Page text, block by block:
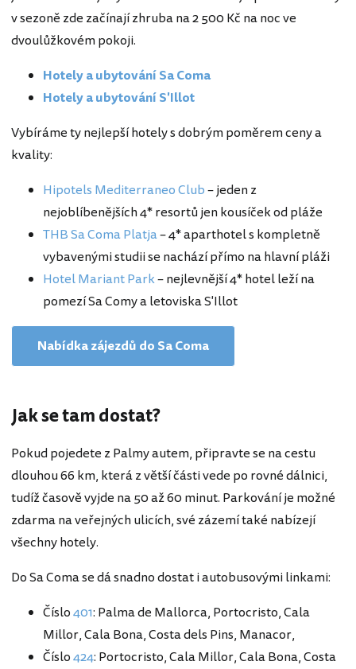
v sezoně zde začínají zhruba na 2 500 Kč na noc ve
dvoulůžkovém pokoji.
Hotely a ubytování Sa Coma
Hotely a ubytování S'Illot
Vybíráme ty nejlepší hotely s dobrým poměrem ceny a
kvality:
Hipotels Mediterraneo Club– jeden z
nejoblíbenějších 4* resortů jen kousíček od pláže
THB Sa Coma Platja– 4* aparthotel s kompletně
vybavenými studii se nachází přímo na hlavní pláži
Hotel Mariant Park– nejlevnější 4* hotel leží na
pomezí Sa Comy a letoviska S'Illot
Nabídka zájezdů do Sa Coma
Jak se tam dostat?
Pokud pojedete z Palmy autem, připravte se na cestu
dlouhou 66 km, která z větší části vede po rovné dálnici,
tudíž časově vyjde na 50 až 60 minut. Parkování je možné
zdarma na veřejných ulicích, své zázemí také nabízejí
všechny hotely.
Do Sa Coma se dá snadno dostat i autobusovými linkami:
Číslo401: Palma de Mallorca, Portocristo, Cala
Millor, Cala Bona, Costa dels Pins, Manacor,
Číslo424: Portocristo, Cala Millor, Cala Bona, Costa